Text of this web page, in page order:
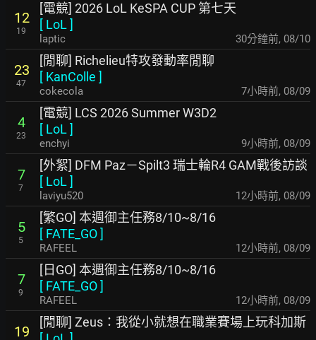
12
19
[電競] 2026 LoL KeSPA CUP 第七天
[ LoL ]
laptic 30分鐘前, 08/10
23
47
[閒聊] Richelieu特攻發動率閒聊
[ KanColle ]
cokecola 7小時前, 08/09
4
23
[電競] LCS 2026 Summer W3D2
[ LoL ]
enchyi 9小時前, 08/09
7
7
[外絮] DFM Paz－Spilt3 瑞士輪R4 GAM戰後訪談
[ LoL ]
laviyu520 12小時前, 08/09
5
5
[繁GO] 本週御主任務8/10~8/16
[ FATE_GO]
RAFEEL 12小時前, 08/09
7
9
[日GO] 本週御主任務8/10~8/16
[ FATE_GO]
RAFEEL 12小時前, 08/09
19
[閒聊] Zeus：我從小就想在職業賽場上玩科加斯